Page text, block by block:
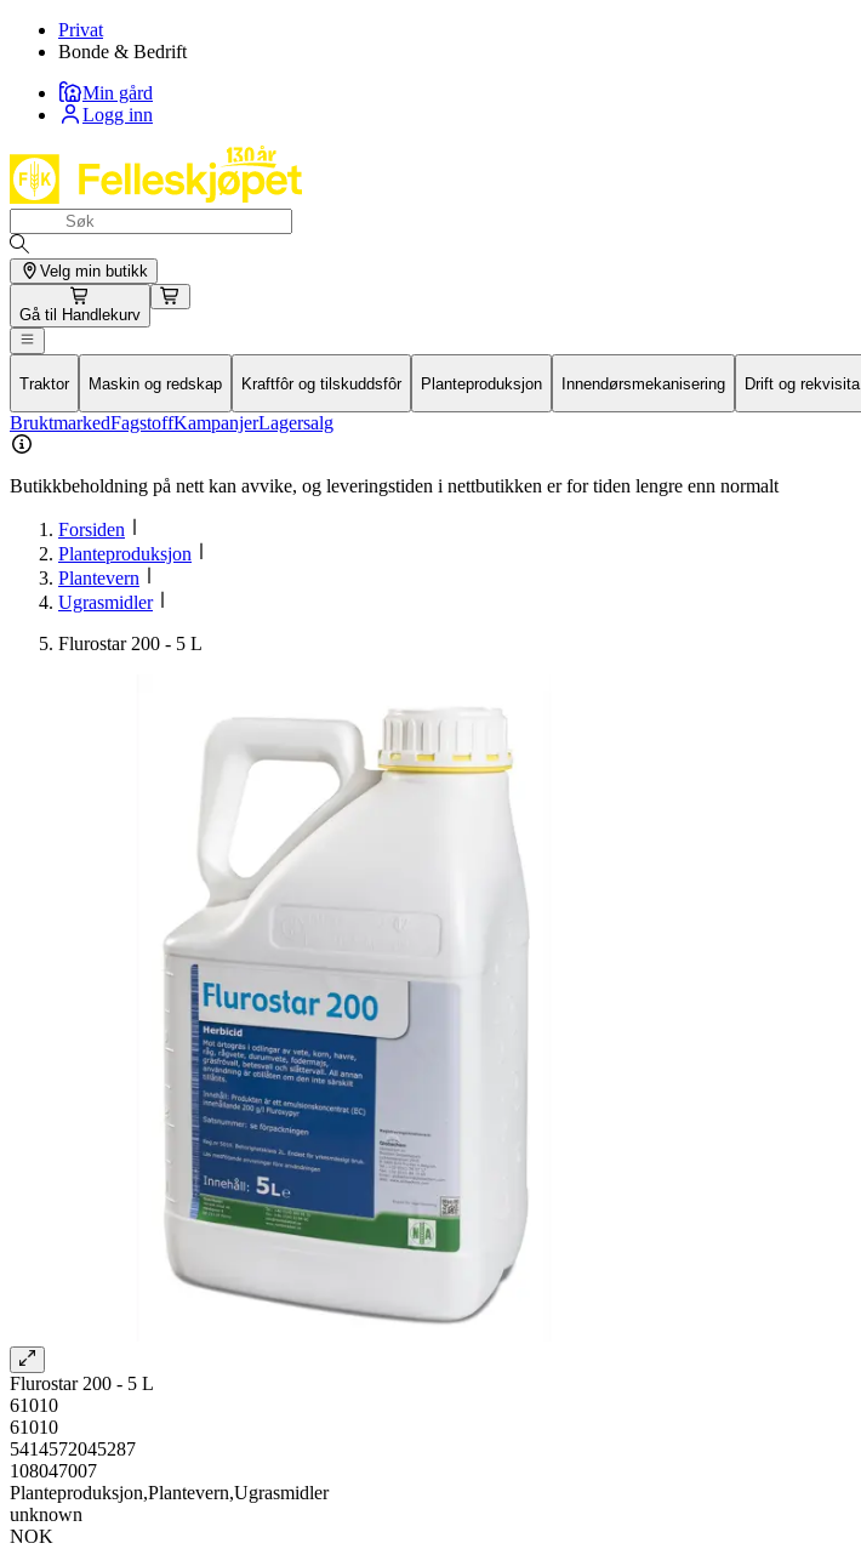
Privat
Bonde & Bedrift
Min gård
Logg inn
Velg min butikk
Gå til Handlekurv
Traktor Maskin og redskap Kraftfôr og tilskuddsfôr Planteproduksjon Innendørsmekanisering Drift og rekvisita
BruktmarkedFagstoffKampanjerLagersalg
Butikkbeholdning på nett kan avvike, og leveringstiden i nettbutikken er for tiden lengre enn normalt
Forsiden
Planteproduksjon
Plantevern
Ugrasmidler
Flurostar 200 - 5 L
Flurostar 200 - 5 L
61010
61010
5414572045287
108047007
Planteproduksjon,Plantevern,Ugrasmidler
unknown
NOK